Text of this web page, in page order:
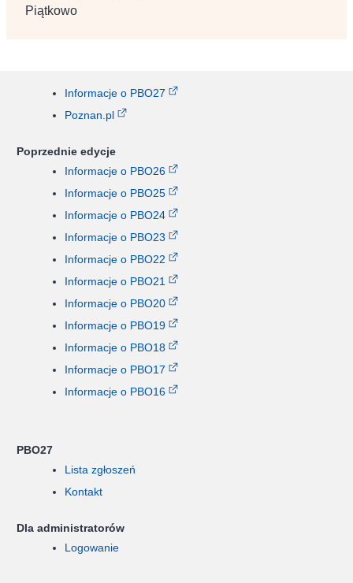
Piątkowo
Informacje o PBO27
Poznan.pl
Poprzednie edycje
Informacje o PBO26
Informacje o PBO25
Informacje o PBO24
Informacje o PBO23
Informacje o PBO22
Informacje o PBO21
Informacje o PBO20
Informacje o PBO19
Informacje o PBO18
Informacje o PBO17
Informacje o PBO16
PBO27
Lista zgłoszeń
Kontakt
Dla administratorów
Logowanie